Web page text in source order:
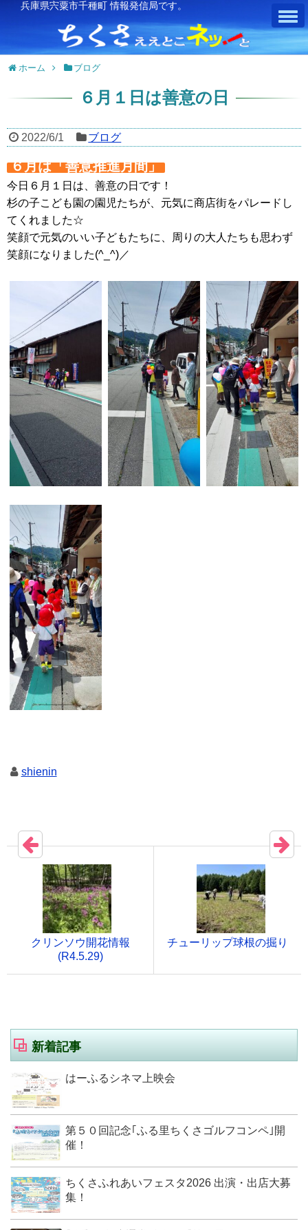
兵庫県宍粟市千種町 情報発信局です。
ホーム ブログ
６月１日は善意の日
2022/6/1 ブログ
６月は「善意推進月間」
今日６月１日は、善意の日です！
杉の子こども園の園児たちが、元気に商店街をパレードし
てくれました☆
笑顔で元気のいい子どもたちに、周りの大人たちも思わず
笑顔になりました(^_^)／
shienin
クリンソウ開花情報
(R4.5.29)
チューリップ球根の掘り
新着記事
はーふるシネマ上映会
第５０回記念｢ふる里ちくさゴルフコンペ｣開
催！
ちくさふれあいフェスタ2026 出演・出店大募
集！